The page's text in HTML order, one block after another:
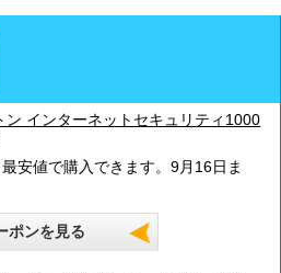
ン インターネットセキュリティ1000
安値で購入できます。9月16日ま
ポンを見る